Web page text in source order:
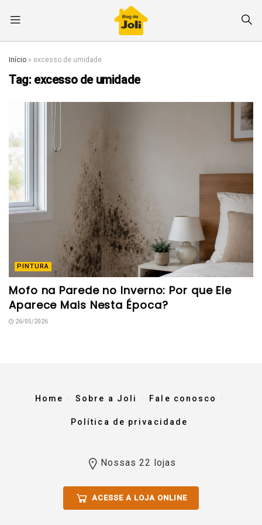
Início » excesso de umidade
Tag: excesso de umidade
PINTURA
Mofo na Parede no Inverno: Por que Ele
Aparece Mais Nesta Época?
26/05/2026
Home Sobre a Joli Fale conosco
Política de privacidade
Nossas 22 lojas
ACESSE A LOJA ONLINE